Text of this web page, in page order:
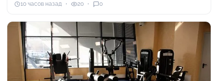
10 часов назад 20 0